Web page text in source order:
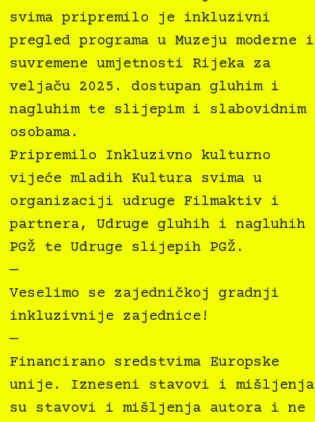
svima pripremilo je inkluzivni
pregled programa u Muzeju moderne i
suvremene umjetnosti Rijeka za
veljaču 2025. dostupan gluhim i
nagluhim te slijepim i slabovidnim
osobama.
Pripremilo Inkluzivno kulturno
vijeće mladih Kultura svima u
organizaciji udruge Filmaktiv i
partnera, Udruge gluhih i nagluhih
PGŽ te Udruge slijepih PGŽ.
—
Veselimo se zajedničkoj gradnji
inkluzivnije zajednice!
—
Financirano sredstvima Europske
unije. Izneseni stavovi i mišljenja
su stavovi i mišljenja autora i ne